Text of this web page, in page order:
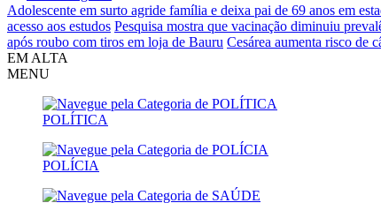
Adolescente em surto agride família e deixa pai de 69 anos em
acesso aos estudos Pesquisa mostra que vacinação diminuiu
após roubo com tiros em loja de Bauru Cesárea aumenta risco de
EM ALTA
MENU
POLÍTICA
POLÍCIA